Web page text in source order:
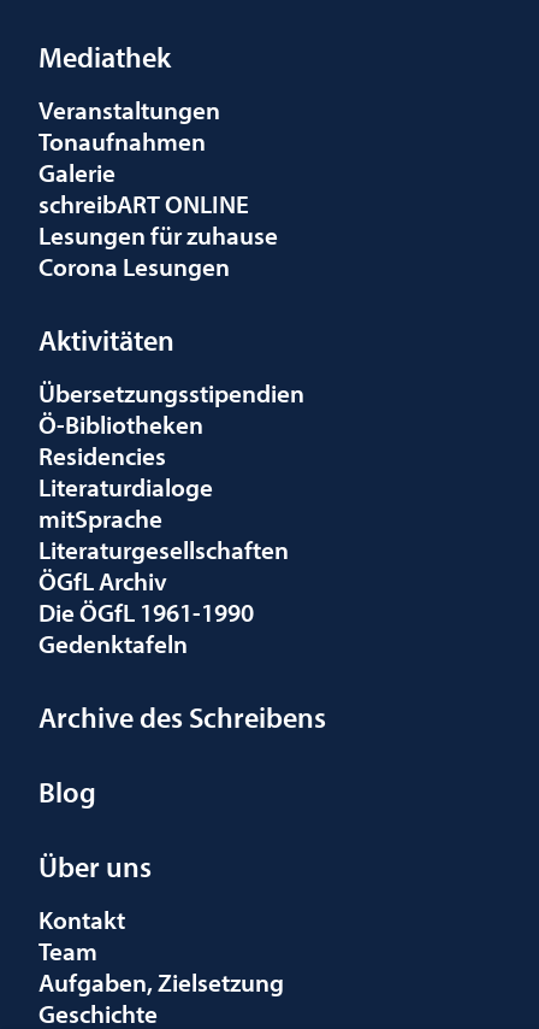
Mediathek
Veranstaltungen
Tonaufnahmen
Galerie
schreibART ONLINE
Lesungen für zuhause
Corona Lesungen
Aktivitäten
Übersetzungsstipendien
Ö-Bibliotheken
Residencies
Literaturdialoge
mitSprache
Literaturgesellschaften
ÖGfL Archiv
Die ÖGfL 1961-1990
Gedenktafeln
Archive des Schreibens
Blog
Über uns
Kontakt
Team
Aufgaben, Zielsetzung
Geschichte